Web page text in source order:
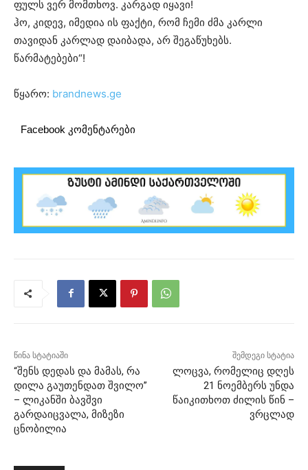
ფულს ვერ მომთხოვ. კარგად იყავი!
ჰო, კიდევ, იმედია ის ფაქტი, რომ ჩემი ძმა კარლი
თავიდან კარლად დაიბადა, არ შეგაწუხებს.
წარმატებები“!
წყარო: brandnews.ge
Facebook კომენტარები
წინა სტატიაში
“შენს დედას და მამას, რა
დილა გაუთენდათ შვილო”
– ლიკანში ბავშვი
გარდაიცვალა, მიზეზი
ცნობილია
შემდეგი სტატია
ლოცვა, რომელიც დღეს
21 ნოემბერს უნდა
წაიკითხოთ ძილის წინ –
ვრცლად